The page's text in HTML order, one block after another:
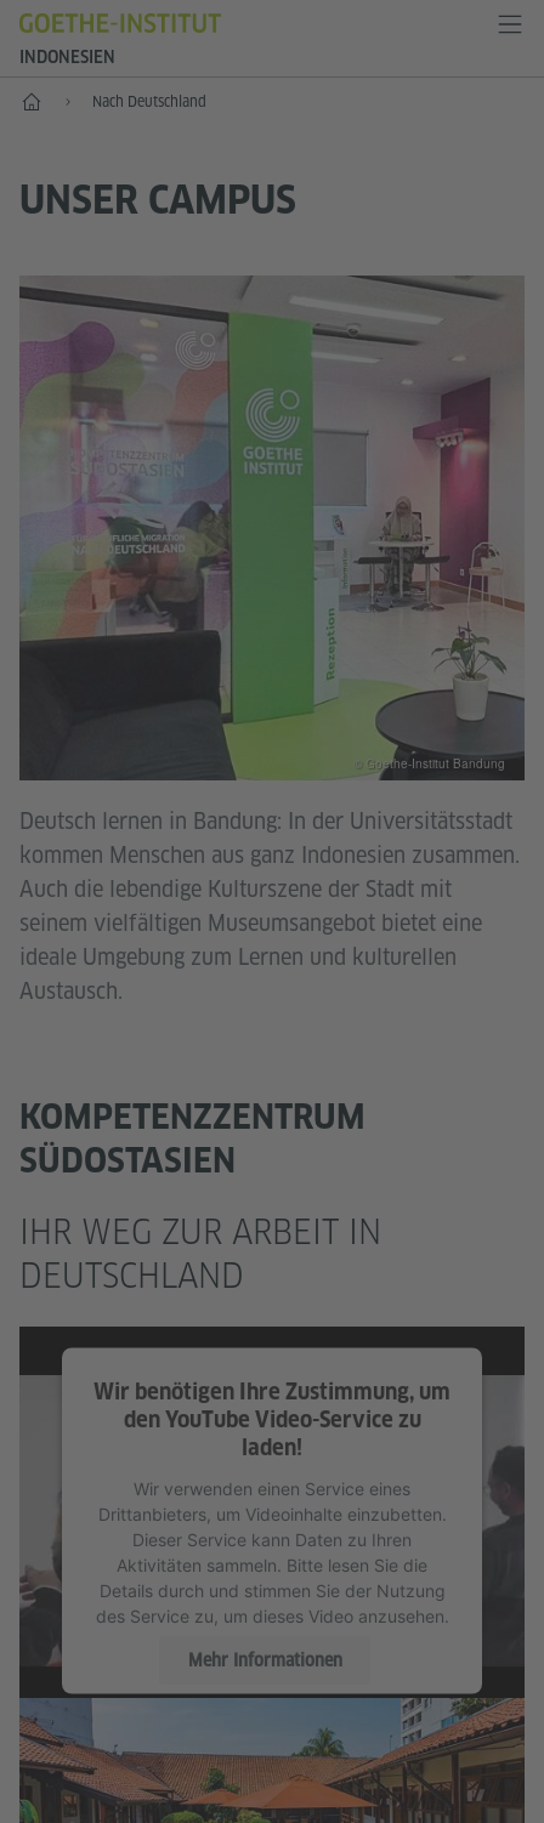
INDONESIEN
Start Nach Deutschland
UNSER CAMPUS
Deutsch lernen in Bandung: In der Universitätsstadt
kommen Menschen aus ganz Indonesien zusammen.
Auch die lebendige Kulturszene der Stadt mit
seinem vielfältigen Museumsangebot bietet eine
ideale Umgebung zum Lernen und kulturellen
Austausch.
© Goethe-Institut Bandung
KOMPETENZZENTRUM
SÜDOSTASIEN
IHR WEG ZUR ARBEIT IN
DEUTSCHLAND
Wir benötigen Ihre Zustimmung, um
den YouTube Video-Service zu
laden!
Wir verwenden einen Service eines
Drittanbieters, um Videoinhalte einzubetten.
Dieser Service kann Daten zu Ihren
Aktivitäten sammeln. Bitte lesen Sie die
Details durch und stimmen Sie der Nutzung
des Service zu, um dieses Video anzusehen.
Mehr Informationen